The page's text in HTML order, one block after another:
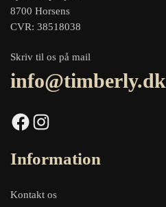
8700 Horsens
CVR: 38518038
Skriv til os på mail
info@timberly.dk
Facebook Instagram
Information
Kontakt os